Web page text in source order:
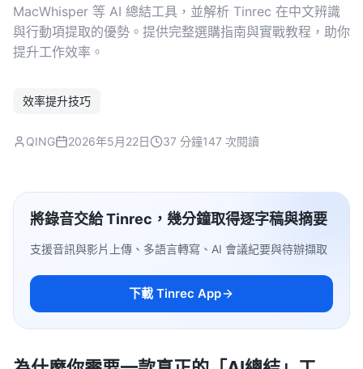
MacWhisper 等 AI 總結工具，並解析 Tinrec 在中文辨識
與行動項提取的優勢。提供完整選購指南與實戰教程，助你
提升工作效率。
效率提升技巧
QING 2026年5月22日 37 分鐘147 次閱讀
將錄音交給 Tinrec，幾分鐘取得逐字稿與摘要
支援音訊與影片上傳、多語言轉寫、AI 會議紀要與待辦擷取
下載 Tinrec App